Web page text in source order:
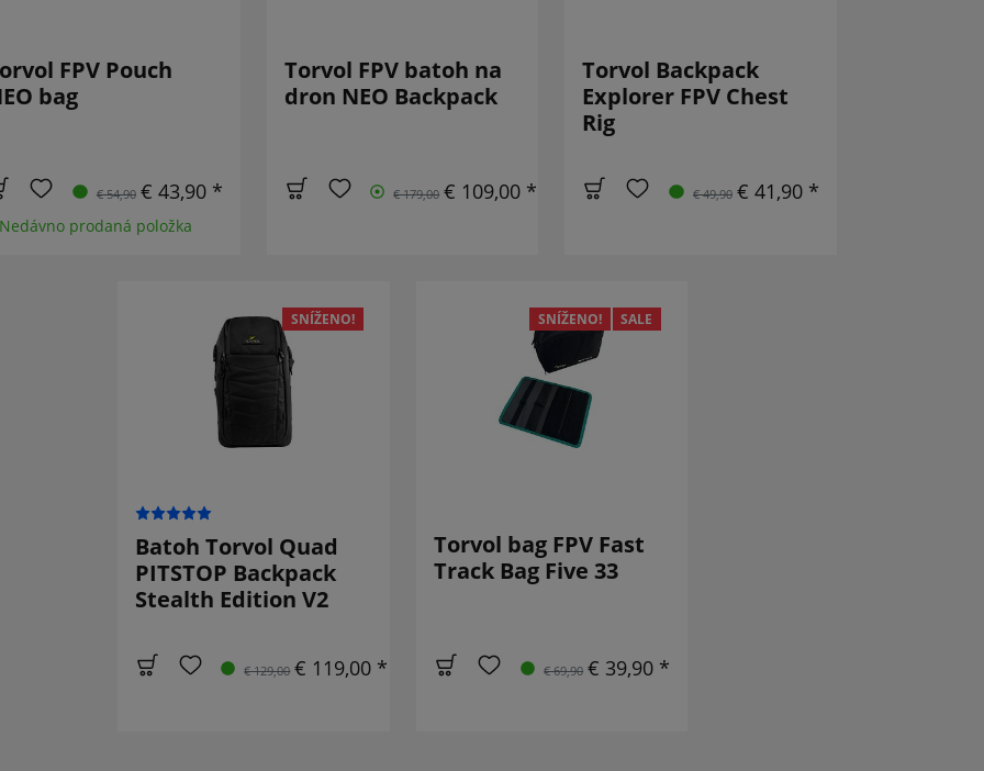
FPV Pouch
bag
€ 54,90 € 43,90 *
prodaná položka
Torvol FPV batoh na
dron NEO Backpack
€ 179,00 € 109,00 *
Torvol Backpack
Explorer FPV Chest
Rig
€ 49,90 € 41,90 *
SNÍŽENO!
Batoh Torvol Quad
PITSTOP Backpack
Stealth Edition V2
€ 129,00 € 119,00 *
SNÍŽENO! SALE
Torvol bag FPV Fast
Track Bag Five 33
€ 69,90 € 39,90 *